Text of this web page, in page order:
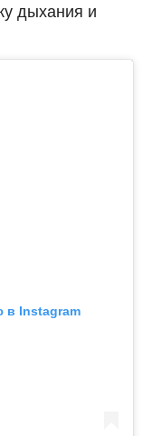
дыхания и
в Instagram